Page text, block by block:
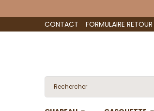
CONTACT
FORMULAIRE RETOUR